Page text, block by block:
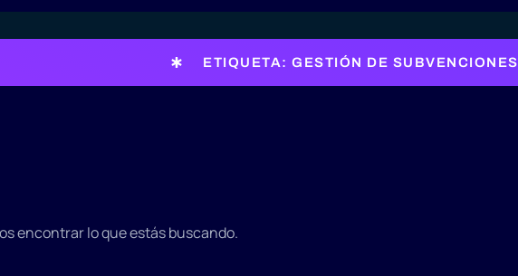
ETIQUETA: GESTIÓN DE SUBVENCIONES
encontrar lo que estás buscando.